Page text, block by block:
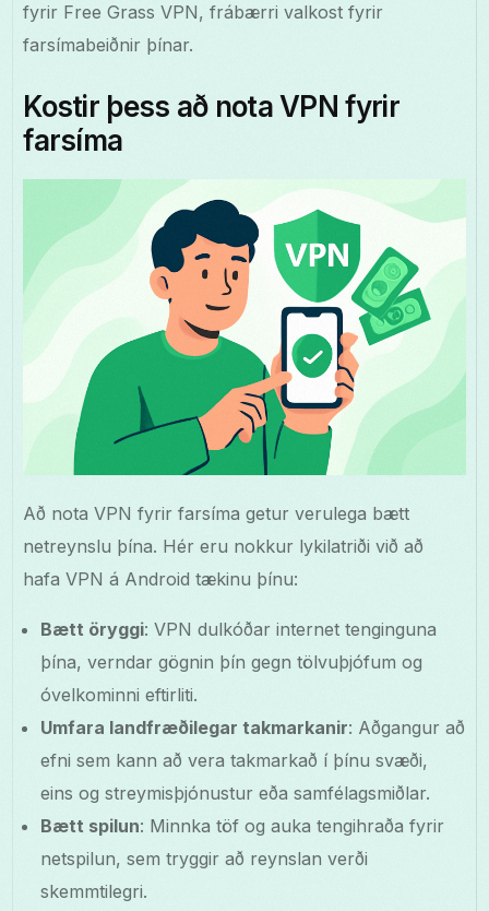
fyrir Free Grass VPN, frábærri valkost fyrir
farsímabeiðnir þínar.
Kostir þess að nota VPN fyrir
farsíma
Að nota VPN fyrir farsíma getur verulega bætt
netreynslu þína. Hér eru nokkur lykilatriði við að
hafa VPN á Android tækinu þínu:
Bætt öryggi: VPN dulkóðar internet tenginguna
þína, verndar gögnin þín gegn tölvuþjófum og
óvelkominni eftirliti.
Umfara landfræðilegar takmarkanir: Aðgangur að
efni sem kann að vera takmarkað í þínu svæði,
eins og streymisþjónustur eða samfélagsmiðlar.
Bætt spilun: Minnka töf og auka tengihraða fyrir
netspilun, sem tryggir að reynslan verði
skemmtilegri.